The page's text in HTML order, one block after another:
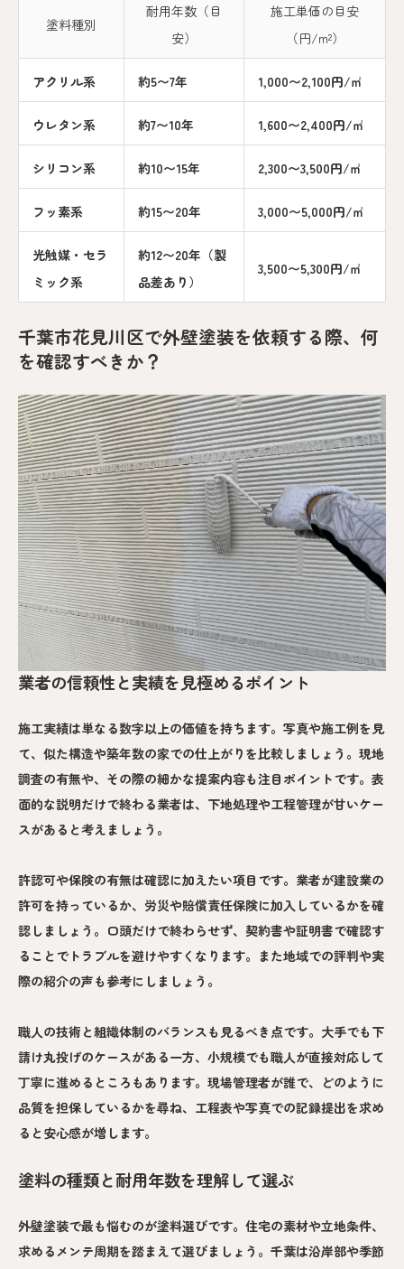
塗料種別
耐用年数（目
安）
施工単価の目安
（円/m²）
アクリル系 約5〜7年 1,000〜2,100円/㎡
ウレタン系 約7〜10年 1,600〜2,400円/㎡
シリコン系 約10〜15年 2,300〜3,500円/㎡
フッ素系 約15〜20年 3,000〜5,000円/㎡
光触媒・セラ
ミック系
約12〜20年（製
品差あり）
3,500〜5,300円/㎡
千葉市花見川区で外壁塗装を依頼する際、何
を確認すべきか？
業者の信頼性と実績を見極めるポイント
施工実績は単なる数字以上の価値を持ちます。写真や施工例を見
て、似た構造や築年数の家での仕上がりを比較しましょう。現地
調査の有無や、その際の細かな提案内容も注目ポイントです。表
面的な説明だけで終わる業者は、下地処理や工程管理が甘いケー
スがあると考えましょう。
許認可や保険の有無は確認に加えたい項目です。業者が建設業の
許可を持っているか、労災や賠償責任保険に加入しているかを確
認しましょう。口頭だけで終わらせず、契約書や証明書で確認す
ることでトラブルを避けやすくなります。また地域での評判や実
際の紹介の声も参考にしましょう。
職人の技術と組織体制のバランスも見るべき点です。大手でも下
請け丸投げのケースがある一方、小規模でも職人が直接対応して
丁寧に進めるところもあります。現場管理者が誰で、どのように
品質を担保しているかを尋ね、工程表や写真での記録提出を求め
ると安心感が増します。
塗料の種類と耐用年数を理解して選ぶ
外壁塗装で最も悩むのが塗料選びです。住宅の素材や立地条件、
求めるメンテ周期を踏まえて選びましょう。千葉は沿岸部や季節